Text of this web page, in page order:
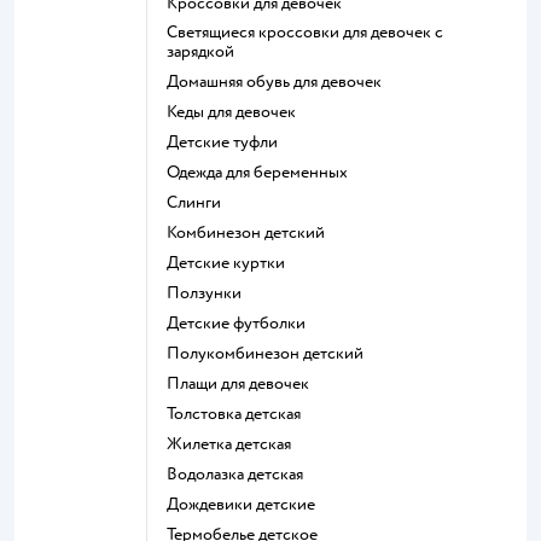
Светящиеся кроссовки для девочек с
зарядкой
Домашняя обувь для девочек
Кеды для девочек
Детские туфли
Одежда для беременных
Слинги
Комбинезон детский
Детские куртки
Ползунки
Детские футболки
Полукомбинезон детский
Плащи для девочек
Толстовка детская
Жилетка детская
Водолазка детская
Дождевики детские
Термобелье детское